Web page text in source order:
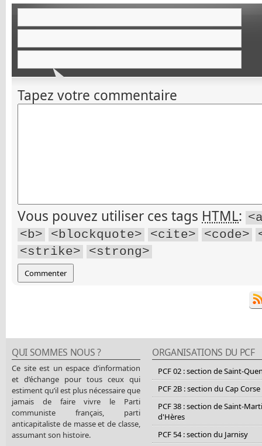
Tapez votre commentaire
Vous pouvez utiliser ces tags HTML:
<b>
<blockquote> <cite> <code>
<strike>
<strong>
QUI SOMMES NOUS ?
Ce site est un espace d’information
et d’échange pour tous ceux qui
estiment qu’il est plus nécessaire que
jamais de faire vivre le Parti
communiste français, parti
anticapitaliste de masse et de classe,
assumant son histoire.
ORGANISATIONS DU PCF
PCF 02 : section de Saint-
PCF 2B : section du Cap Corse
PCF 38 : section de Saint-
d'Hères
PCF 54 : section du Jarnisy